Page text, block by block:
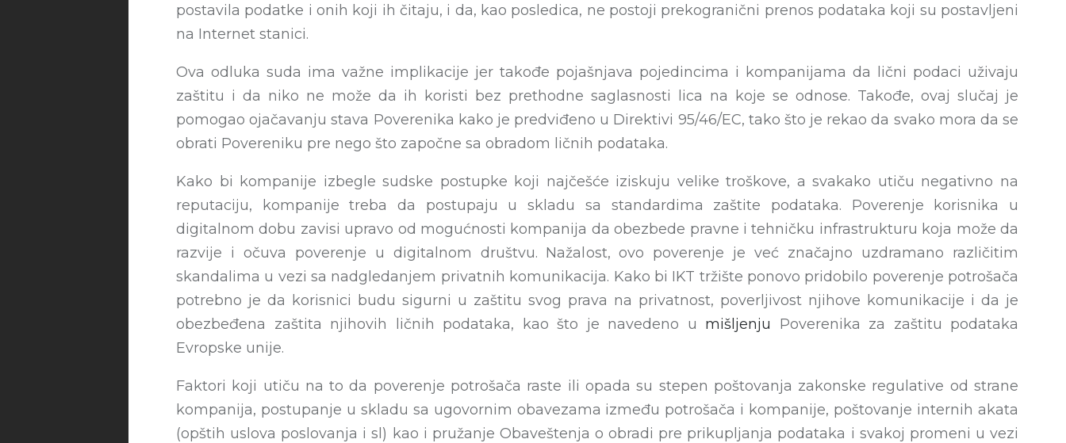
postavila podatke i onih koji ih čitaju, i da, kao posledica, ne postoji prekogranični prenos podataka koji su postavljeni
na Internet stanici.
Ova odluka suda ima važne implikacije jer takođe pojašnjava pojedincima i kompanijama da lični podaci uživaju
zaštitu i da niko ne može da ih koristi bez prethodne saglasnosti lica na koje se odnose. Takođe, ovaj slučaj je
pomogao ojačavanju stava Poverenika kako je predviđeno u Direktivi 95/46/EC, tako što je rekao da svako mora da se
obrati Povereniku pre nego što započne sa obradom ličnih podataka.
Kako bi kompanije izbegle sudske postupke koji najčešće iziskuju velike troškove, a svakako utiču negativno na
reputaciju, kompanije treba da postupaju u skladu sa standardima zaštite podataka. Poverenje korisnika u
digitalnom dobu zavisi upravo od mogućnosti kompanija da obezbede pravne i tehničku infrastrukturu koja može da
razvije i očuva poverenje u digitalnom društvu. Nažalost, ovo poverenje je već značajno uzdramano različitim
skandalima u vezi sa nadgledanjem privatnih komunikacija. Kako bi IKT tržište ponovo pridobilo poverenje potrošača
potrebno je da korisnici budu sigurni u zaštitu svog prava na privatnost, poverljivost njihove komunikacije i da je
obezbeđena zaštita njihovih ličnih podataka, kao što je navedeno u mišljenju Poverenika za zaštitu podataka
Evropske unije.
Faktori koji utiču na to da poverenje potrošača raste ili opada su stepen poštovanja zakonske regulative od strane
kompanija, postupanje u skladu sa ugovornim obavezama između potrošača i kompanije, poštovanje internih akata
(opštih uslova poslovanja i sl) kao i pružanje Obaveštenja o obradi pre prikupljanja podataka i svakoj promeni u vezi